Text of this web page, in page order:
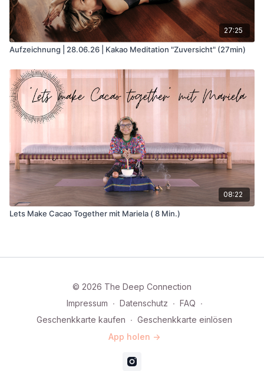
27:25
Aufzeichnung | 28.06.26 | Kakao Meditation "Zuversicht" (27min)
08:22
Lets Make Cacao Together mit Mariela ( 8 Min.)
© 2026 The Deep Connection
Impressum ∙ Datenschutz ∙ FAQ ∙
Geschenkkarte kaufen ∙ Geschenkkarte einlösen
App holen ->